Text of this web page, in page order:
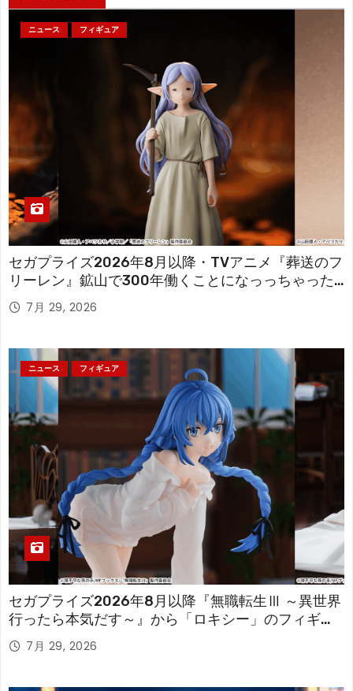
ニュース フィギュア
セガプライズ2026年8月以降・TVアニメ『葬送のフ
リーレン』鉱山で300年働くことになっっちゃった
「フリーレン」を立体化！
7月 29, 2026
ニュース フィギュア
セガプライズ2026年8月以降『無職転生Ⅲ ～異世界
行ったら本気だす～』から「ロキシー」のフィギュ
アが登場！
7月 29, 2026